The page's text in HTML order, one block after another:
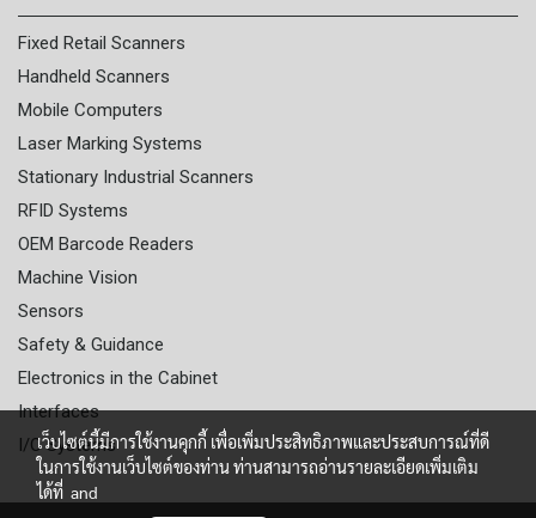
Fixed Retail Scanners
Handheld Scanners
Mobile Computers
Laser Marking Systems
Stationary Industrial Scanners
RFID Systems
OEM Barcode Readers
Machine Vision
Sensors
Safety & Guidance
Electronics in the Cabinet
Interfaces
I/O Systems
เว็บไซต์นี้มีการใช้งานคุกกี้ เพื่อเพิ่มประสิทธิภาพและประสบการณ์ที่ดี
ในการใช้งานเว็บไซต์ของท่าน ท่านสามารถอ่านรายละเอียดเพิ่มเติม
ได้ที่ and